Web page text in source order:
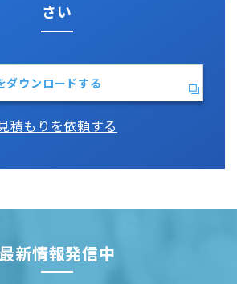
さい
ダウンロードする
積もりを依頼する
最新情報発信中